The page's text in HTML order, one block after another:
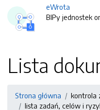
eWrota
BIPy jednostek
Lista
Strona główna
kontrola
lista zadań, celów i